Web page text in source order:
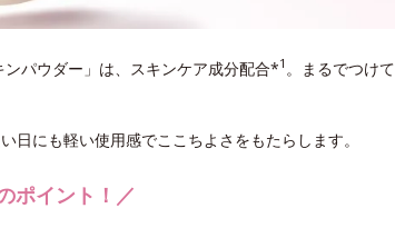
パウダー」は、スキンケア成分配合*1 。まるでつけて
にも軽い使用感でここちよさをもたらします。
ポイント！／